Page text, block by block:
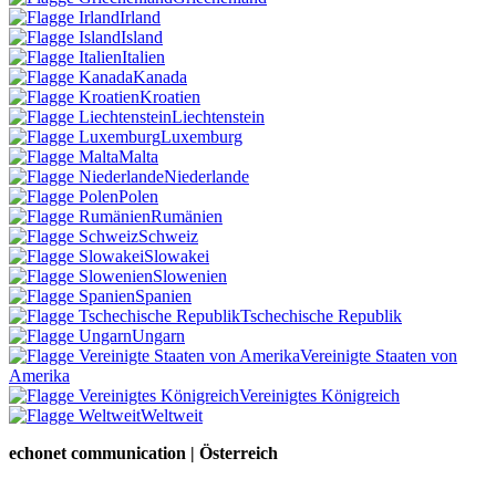
Irland
Island
Italien
Kanada
Kroatien
Liechtenstein
Luxemburg
Malta
Niederlande
Polen
Rumänien
Schweiz
Slowakei
Slowenien
Spanien
Tschechische Republik
Ungarn
Vereinigte Staaten von
Amerika
Vereinigtes Königreich
Weltweit
echonet communication | Österreich